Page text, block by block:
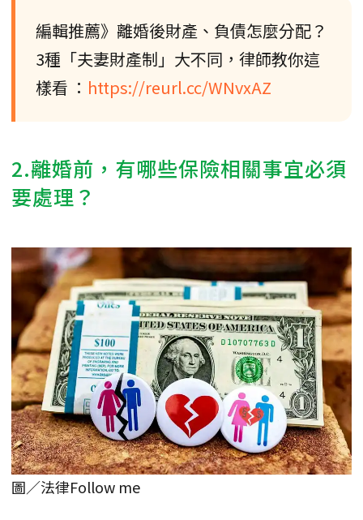
編輯推薦》離婚後財產、負債怎麼分配？
3種「夫妻財產制」大不同，律師教你這
樣看 ： https://reurl.cc/WNvxAZ
2.離婚前，有哪些保險相關事宜必須
要處理？
圖／法律Follow me